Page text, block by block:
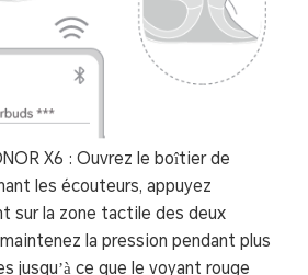
X6 : Ouvrez le boîtier de
les écouteurs, appuyez
sur la zone tactile des deux
la pression pendant plus
jusqu’à ce que le voyant rouge